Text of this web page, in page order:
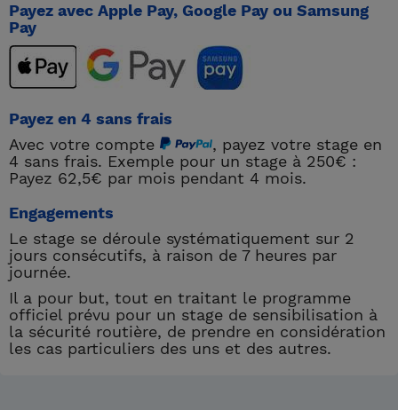
Payez avec Apple Pay, Google Pay ou Samsung
Pay
Payez en 4 sans frais
Avec votre compte
, payez votre stage en
4 sans frais. Exemple pour un stage à 250€ :
Payez 62,5€ par mois pendant 4 mois.
Engagements
Le stage se déroule systématiquement sur 2
jours consécutifs, à raison de 7 heures par
journée.
Il a pour but, tout en traitant le programme
officiel prévu pour un stage de sensibilisation à
la sécurité routière, de prendre en considération
les cas particuliers des uns et des autres.